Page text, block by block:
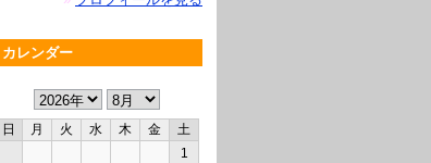
カレンダー
日 月 火 水 木 金
土
1